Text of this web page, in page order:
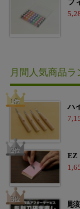
フ
月間人気商品ラ
ハ
EZ
彫